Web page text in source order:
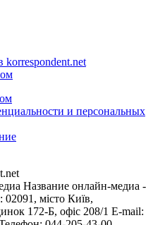
korrespondent.net
и персональных
Название онлайн-медиа -
місто Київ,
172-Б, офіс 208/1 E-mail: